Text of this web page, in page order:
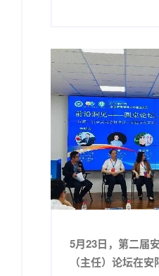
5月23日，第二届
（主任）论坛在